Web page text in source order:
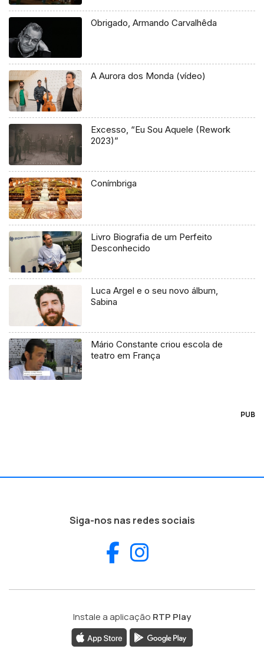
Obrigado, Armando Carvalhêda
A Aurora dos Monda (vídeo)
Excesso, “Eu Sou Aquele (Rework
2023)”
Conímbriga
Livro Biografia de um Perfeito
Desconhecido
Luca Argel e o seu novo álbum,
Sabina
Mário Constante criou escola de
teatro em França
PUB
Siga-nos nas redes sociais
Facebook
Instale a aplicação RTP Play